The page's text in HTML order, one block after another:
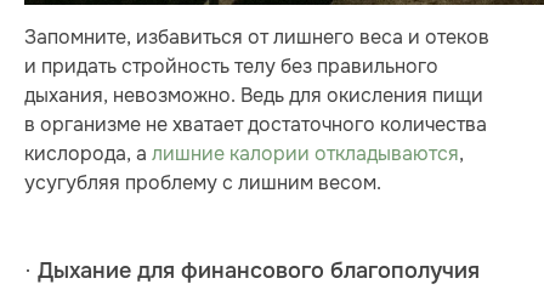
Запомните, избавиться от лишнего веса и отеков
и придать стройность телу без правильного
дыхания, невозможно. Ведь для окисления пищи
в организме не хватает достаточного количества
кислорода, а лишние калории откладываются,
усугубляя проблему с лишним весом.
· Дыхание для финансового благополучия